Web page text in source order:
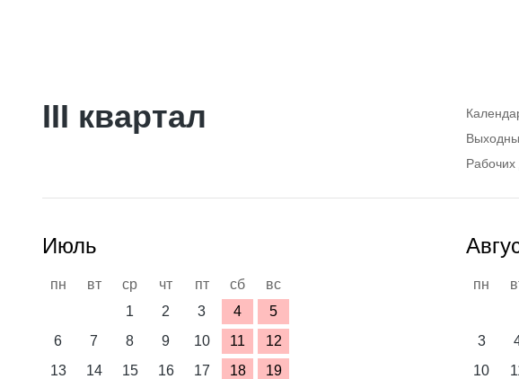
III квартал
Рабочих
Июль
пн вт ср чт пт сб
вс
1
2 3 4
5
6
7 8 9 10 11
12
13
14 15 16 17 18
19
пн
3
10